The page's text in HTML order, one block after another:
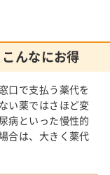
んなにお得
口で支払う薬代を
い薬ではさほど変
病といった慢性的
合は、大きく薬代